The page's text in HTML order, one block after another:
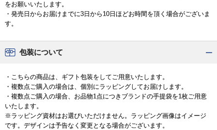
をお願いいたします。
・発売日からお届けまでに3日から10日ほどお時間を頂く場合がございま
す。
包装について
・こちらの商品は、ギフト包装をしてご用意いたします。
・複数点ご購入の場合は、個別にラッピングしてお届けします。
・複数点ご購入の場合、お品物1点につきブランドの手提袋を1枚ご用意
いたします。
※ラッピング資材はお選びいただけません。ラッピング画像はイメージ
です。デザインは予告なく変更となる場合がございます。